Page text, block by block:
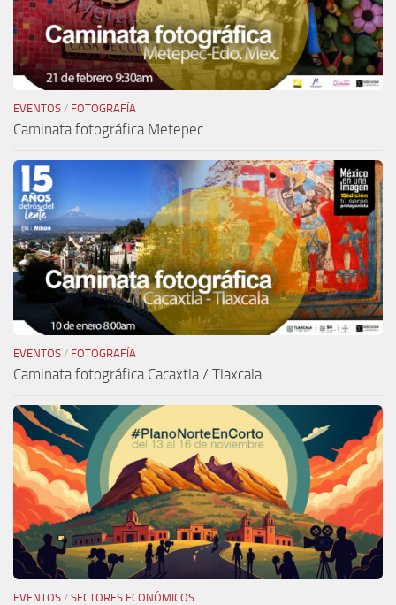
EVENTOS / FOTOGRAFÍA
Caminata fotográfica Metepec
EVENTOS / FOTOGRAFÍA
Caminata fotográfica Cacaxtla / Tlaxcala
EVENTOS / SECTORES ECONÓMICOS